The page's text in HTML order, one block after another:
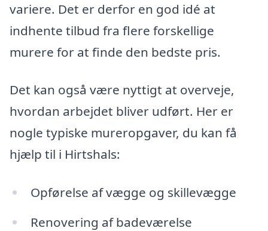
variere. Det er derfor en god idé at
indhente tilbud fra flere forskellige
murere for at finde den bedste pris.
Det kan også være nyttigt at overveje,
hvordan arbejdet bliver udført. Her er
nogle typiske mureropgaver, du kan få
hjælp til i Hirtshals:
Opførelse af vægge og skillevægge
Renovering af badeværelse